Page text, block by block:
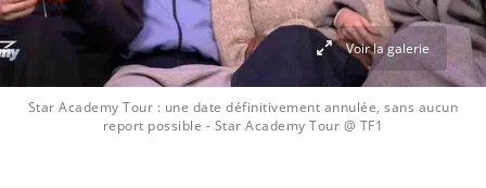
Star Academy Tour : une date définitivement annulée, sans aucun
report possible - Star Academy Tour @ TF1
Voir la galerie